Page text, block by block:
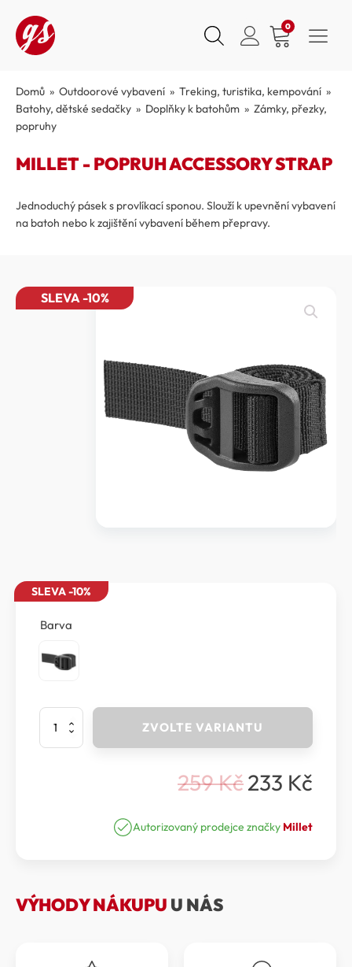
0
Domů » Outdoorové vybavení » Treking, turistika, kempování »
Batohy, dětské sedačky » Doplňky k batohům » Zámky, přezky,
popruhy
MILLET - POPRUH ACCESSORY STRAP
Jednoduchý pásek s provlíkací sponou. Slouží k upevnění vybavení
na batoh nebo k zajištění vybavení během přepravy.
SLEVA -10%
SLEVA -10%
Barva
Millet
Popruh
ZVOLTE VARIANTU
259Kč
Původní
byla:
233 Kč
Aktuální
je:
Autorizovaný prodejce značky Millet
VÝHODY NÁKUPU U NÁS